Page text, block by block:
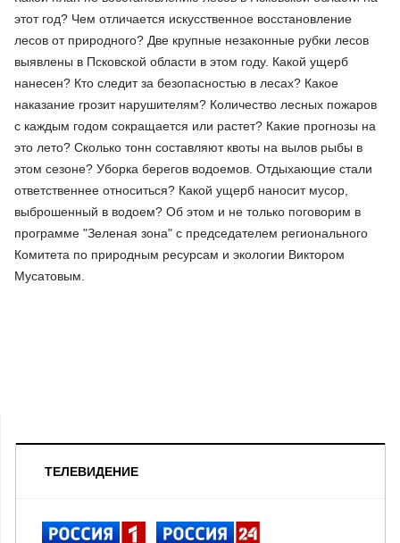
этот год? Чем отличается искусственное восстановление
лесов от природного? Две крупные незаконные рубки лесов
выявлены в Псковской области в этом году. Какой ущерб
нанесен? Кто следит за безопасностью в лесах? Какое
наказание грозит нарушителям? Количество лесных пожаров
с каждым годом сокращается или растет? Какие прогнозы на
это лето? Сколько тонн составляют квоты на вылов рыбы в
этом сезоне? Уборка берегов водоемов. Отдыхающие стали
ответственнее относиться? Какой ущерб наносит мусор,
выброшенный в водоем? Об этом и не только поговорим в
программе "Зеленая зона" с председателем регионального
Комитета по природным ресурсам и экологии Виктором
Мусатовым.
ТЕЛЕВИДЕНИЕ